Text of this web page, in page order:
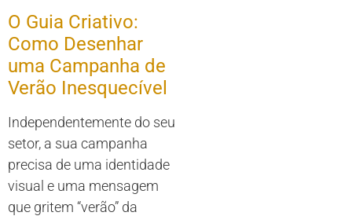
O Guia Criativo:
Como Desenhar
uma Campanha de
Verão Inesquecível
Independentemente do seu
setor, a sua campanha
precisa de uma identidade
visual e uma mensagem
que gritem “verão” da